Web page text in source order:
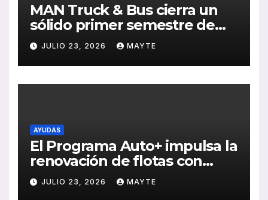
MAN Truck & Bus cierra un
sólido primer semestre de
2026 con crecimiento en
ventas, pedidos y
rentabilidad
JULIO 23, 2026 MAYTE
AYUDAS
El Programa Auto+ impulsa la
renovación de flotas con
ayudas a vehículos eléctricos
ligeros
JULIO 23, 2026 MAYTE